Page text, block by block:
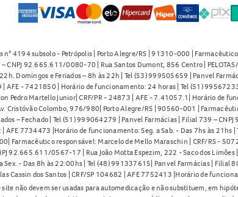
4194 subsolo - Petrópolis | Porto Alegre/RS | 91310-000 |
92.665.611/0080-70 | Rua Santos Dumont, 856 Centro |
Domingos e Feriados – 8h às 22h | Tel (53) 999505659 | Panvel
AFE - 7421850 | Horário de funcionamento: 24 horas | Tel (51)
Martello Junior| CRF/PR - 24873 | AFE - 7.41057.1| Horário de
Colombo, 976/980| Porto Alegre/RS | 90560-001 |
– Fechado | Tel (51) 999064279 | Panvel Farmácias | Filial 739 –
AFE 7734473 |Horário de funcionamento: Seg. a Sab. - Das 7hs às
Farmacêutico responsável: Marcelo de Mello Maraschin | CRF/RS -
92.665.611/0567-17 | Rua João Motta Espezim, 222 - Saco dos
- Das 8h às 22:00hs | Tel (48) 991337615| Panvel Farmácias |
Cassin dos Santos | CRF/SP 104682 | AFE 7752413 |Horário de
não devem ser usadas para automedicação e não substituem, em